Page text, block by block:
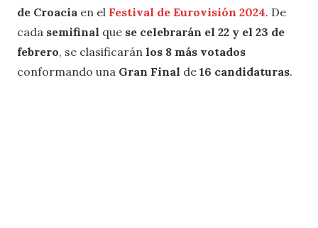
de Croacia en el Festival de Eurovisión 2024. De
cada semifinal que se celebrarán el 22 y el 23 de
febrero, se clasificarán los 8 más votados
conformando una Gran Final de 16 candidaturas.